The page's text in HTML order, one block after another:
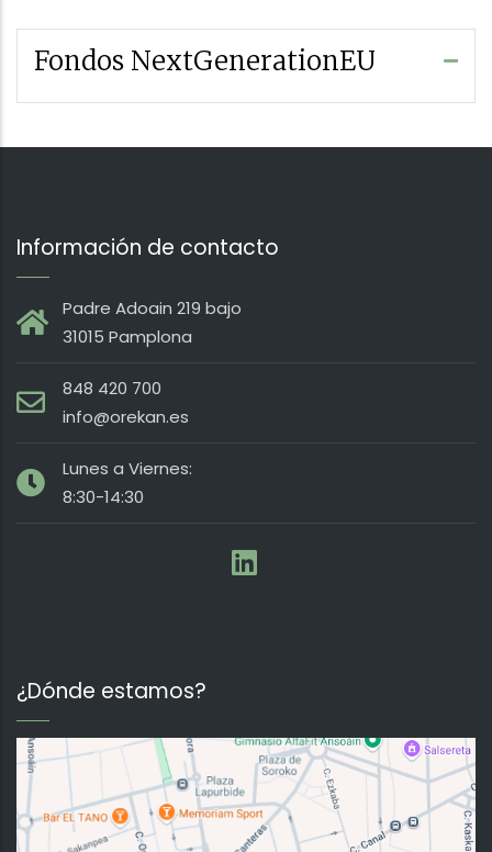
Fondos NextGenerationEU
Información de contacto
Padre Adoain 219 bajo
31015 Pamplona
848 420 700
info@orekan.es
Lunes a Viernes:
8:30-14:30
¿Dónde estamos?